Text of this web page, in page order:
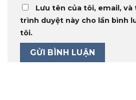
Lưu tên của tôi, email,
trình duyệt này cho lần bình
tôi.